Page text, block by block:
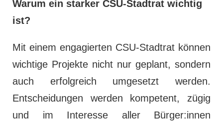
Warum ein starker CSU-Stadtrat wichtig
ist?
Mit einem engagierten CSU-Stadtrat können
wichtige Projekte nicht nur geplant, sondern
auch erfolgreich umgesetzt werden.
Entscheidungen werden kompetent, zügig
und im Interesse aller Bürger:innen